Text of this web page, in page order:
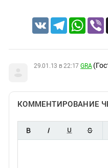
VK Telegram
29.01.13 в 22:17 GRA
КОММЕНТИРОВАНИЕ